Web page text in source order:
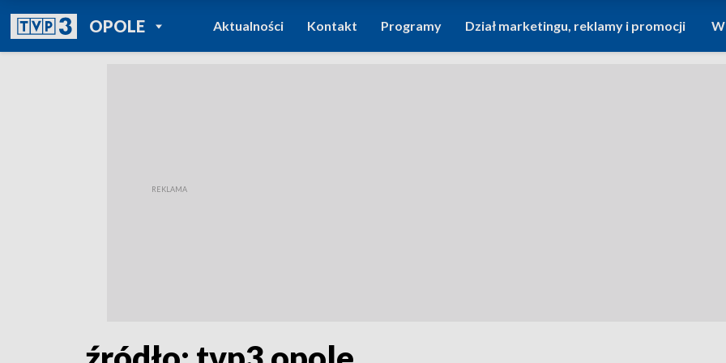
OPOLEPOWRÓT DO
TVP REGIONY
Aktualności Kontakt Programy Dział marketingu, reklamy i promocji